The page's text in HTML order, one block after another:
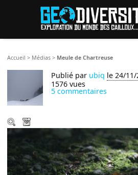
Accueil > Médias > Meule de Chartreuse
Publié par ubiq le 24/11/
1576 vues
5 commentaires